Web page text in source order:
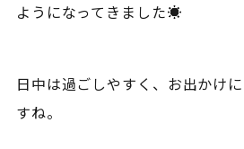
ようになってきました☀️
日中は過ごしやすく、お出かけ
すね。